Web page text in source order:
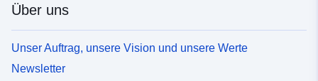
Über uns
Unser Auftrag, unsere Vision und unsere Werte
Newsletter